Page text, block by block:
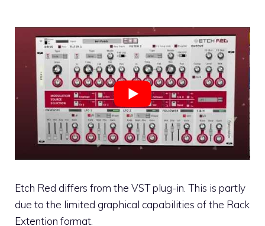
Etch Red differs from the VST plug-in. This is partly
due to the limited graphical capabilities of the Rack
Extention format.